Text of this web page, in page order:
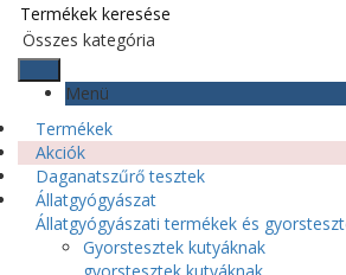
Menü
Termékek
Akciók
Daganatszűrő tesztek
Állatgyógyászat
Állatgyógyászati termékek és
Gyorstesztek kutyáknak